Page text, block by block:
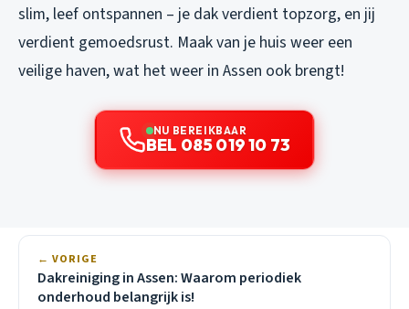
slim, leef ontspannen – je dak verdient topzorg, en jij
verdient gemoedsrust. Maak van je huis weer een
veilige haven, wat het weer in Assen ook brengt!
NU BEREIKBAAR
BEL 085 019 10 73
← VORIGE
Dakreiniging in Assen: Waarom periodiek
onderhoud belangrijk is!